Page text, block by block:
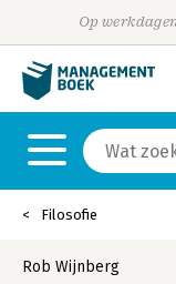
Op
Filosofie
Rob Wijnberg